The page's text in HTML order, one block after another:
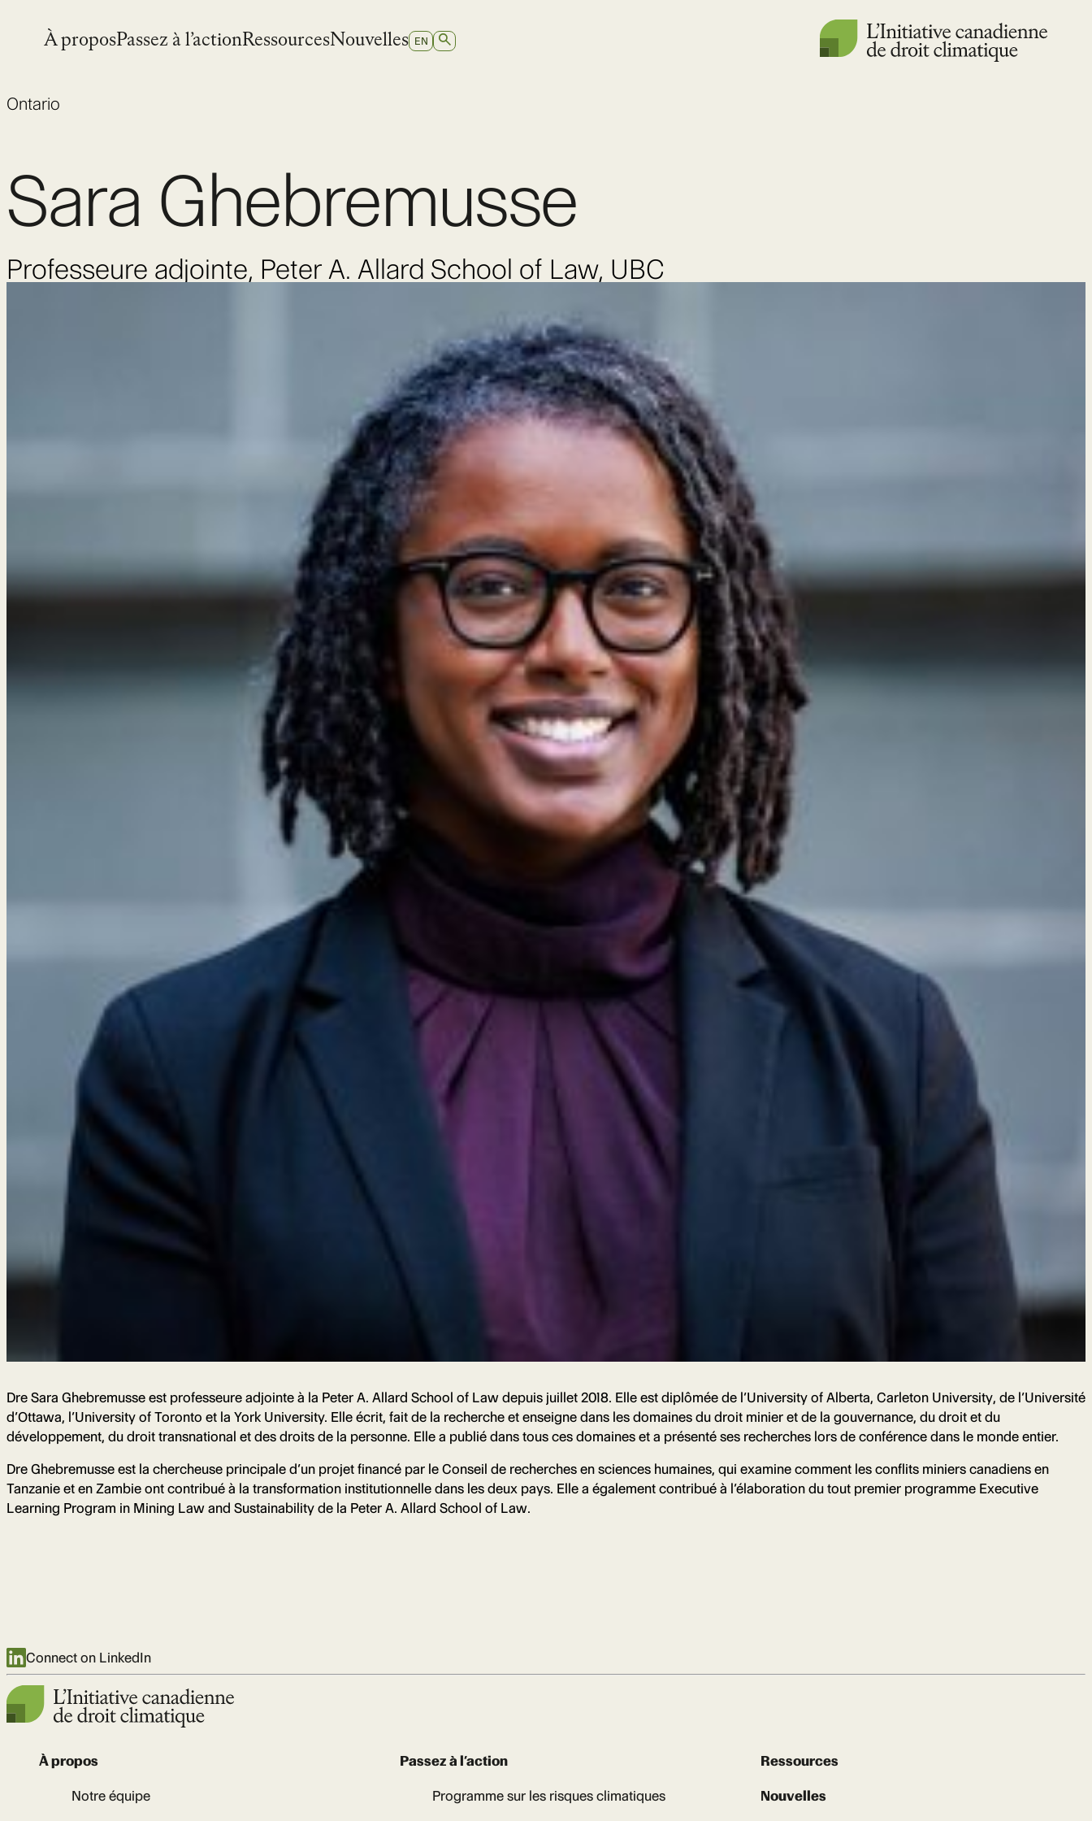
À proposPassez à l’actionRessourcesNouvelles SWITCH
TO
EN RECHERCHER
Ontario
Sara Ghebremusse
Professeure adjointe, Peter A. Allard School of Law, UBC
Dre Sara Ghebremusse est professeure adjointe à la Peter A. Allard School of Law depuis juillet 2018. Elle est diplômée de l’University of Alberta, Carleton University, de l’Université
d’Ottawa, l’University of Toronto et la York University. Elle écrit, fait de la recherche et enseigne dans les domaines du droit minier et de la gouvernance, du droit et du
développement, du droit transnational et des droits de la personne. Elle a publié dans tous ces domaines et a présenté ses recherches lors de conférence dans le monde entier.
Dre Ghebremusse est la chercheuse principale d’un projet financé par le Conseil de recherches en sciences humaines, qui examine comment les conflits miniers canadiens en
Tanzanie et en Zambie ont contribué à la transformation institutionnelle dans les deux pays. Elle a également contribué à l’élaboration du tout premier programme Executive
Learning Program in Mining Law and Sustainability de la Peter A. Allard School of Law.
Connect on LinkedIn
À propos
Notre équipe
Passez à l’action
Programme sur les risques climatiques
Ressources
Nouvelles